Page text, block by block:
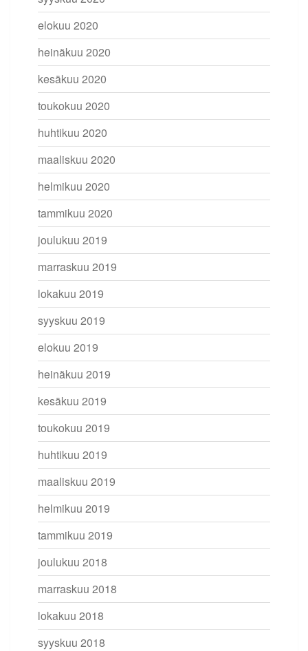
elokuu 2020
heinäkuu 2020
kesäkuu 2020
toukokuu 2020
huhtikuu 2020
maaliskuu 2020
helmikuu 2020
tammikuu 2020
joulukuu 2019
marraskuu 2019
lokakuu 2019
syyskuu 2019
elokuu 2019
heinäkuu 2019
kesäkuu 2019
toukokuu 2019
huhtikuu 2019
maaliskuu 2019
helmikuu 2019
tammikuu 2019
joulukuu 2018
marraskuu 2018
lokakuu 2018
syyskuu 2018